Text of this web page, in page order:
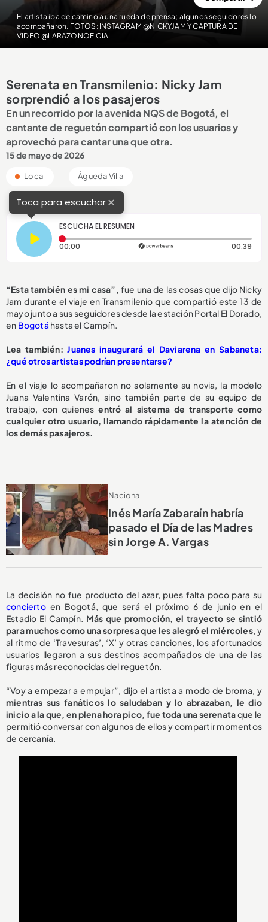
El artista iba de camino a una rueda de prensa; algunos seguidores lo
acompañaron. FOTOS: INSTAGRAM @NICKYJAM Y CAPTURA DE
VIDEO @LARAZONOFICIAL
Serenata en Transmilenio: Nicky Jam
sorprendió a los pasajeros
En un recorrido por la avenida NQS de Bogotá, el
cantante de reguetón compartió con los usuarios y
aprovechó para cantar una que otra.
15 de mayo de 2026
Local Águeda Villa
Toca para escuchar×
ESCUCHA EL RESUMEN
00:00 Tiempo transcurrido: 0 segundos 00:39
“Esta también es mi casa”, fue una de las cosas que dijo Nicky
Jam durante el viaje en Transmilenio que compartió este 13 de
mayo junto a sus seguidores desde la estación Portal El Dorado,
en Bogotá hasta el Campín.
Lea también:Juanes inaugurará el Daviarena en Sabaneta:
¿qué otros artistas podrían presentarse?
En el viaje lo acompañaron no solamente su novia, la modelo
Juana Valentina Varón, sino también parte de su equipo de
trabajo, con quienesentró al sistema de transporte como
cualquier otro usuario, llamando rápidamente la atención de
los demás pasajeros.
Nacional
Inés María Zabaraín habría
pasado el Día de las Madres
sin Jorge A. Vargas
La decisión no fue producto del azar, pues falta poco para su
conciertoen Bogotá, que será el próximo 6 de junio en el
Estadio El Campín. Más que promoción, el trayecto se sintió
para muchos como una sorpresa que les alegró el miércoles, y
al ritmo de ‘Travesuras’, ‘X’ y otras canciones, los afortunados
usuarios llegaron a sus destinos acompañados de una de las
figuras más reconocidas del reguetón.
“Voy a empezar a empujar”, dijo el artista a modo de broma, y
mientras sus fanáticos lo saludaban y lo abrazaban, le dio
inicio a la que, en plena hora pico, fue toda una serenataque le
permitió conversar con algunos de ellos y compartir momentos
de cercanía.